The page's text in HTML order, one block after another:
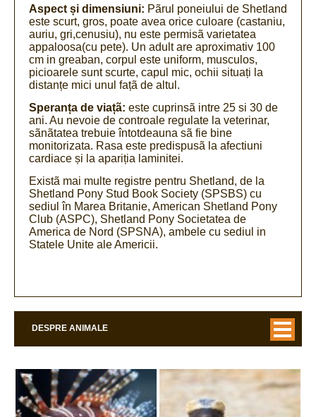
Aspect și dimensiuni: Pãrul poneiului de Shetland
este scurt, gros, poate avea orice culoare (castaniu,
auriu, gri,cenusiu), nu este permisã varietatea
appaloosa(cu pete). Un adult are aproximativ 100
cm in greaban, corpul este uniform, musculos,
picioarele sunt scurte, capul mic, ochii situați la
distanțe mici unul fațã de altul.
Speranța de viațã: este cuprinsã intre 25 si 30 de
ani. Au nevoie de controale regulate la veterinar,
sãnãtatea trebuie întotdeauna sã fie bine
monitorizata. Rasa este predispusã la afectiuni
cardiace și la apariția laminitei.
Existã mai multe registre pentru Shetland, de la
Shetland Pony Stud Book Society (SPSBS) cu
sediul în Marea Britanie, American Shetland Pony
Club (ASPC), Shetland Pony Societatea de
America de Nord (SPSNA), ambele cu sediul in
Statele Unite ale Americii.
DESPRE ANIMALE